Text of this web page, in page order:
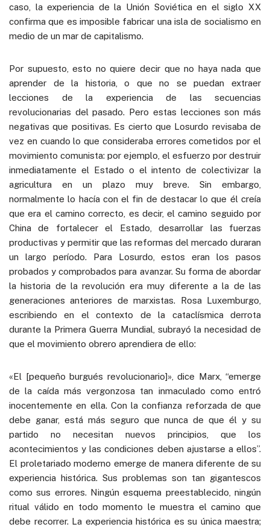
caso, la experiencia de la Unión Soviética en el siglo XX
confirma que es imposible fabricar una isla de socialismo en
medio de un mar de capitalismo.
Por supuesto, esto no quiere decir que no haya nada que
aprender de la historia, o que no se puedan extraer
lecciones de la experiencia de las secuencias
revolucionarias del pasado. Pero estas lecciones son más
negativas que positivas. Es cierto que Losurdo revisaba de
vez en cuando lo que consideraba errores cometidos por el
movimiento comunista: por ejemplo, el esfuerzo por destruir
inmediatamente el Estado o el intento de colectivizar la
agricultura en un plazo muy breve. Sin embargo,
normalmente lo hacía con el fin de destacar lo que él creía
que era el camino correcto, es decir, el camino seguido por
China de fortalecer el Estado, desarrollar las fuerzas
productivas y permitir que las reformas del mercado duraran
un largo período. Para Losurdo, estos eran los pasos
probados y comprobados para avanzar. Su forma de abordar
la historia de la revolución era muy diferente a la de las
generaciones anteriores de marxistas. Rosa Luxemburgo,
escribiendo en el contexto de la cataclísmica derrota
durante la Primera Guerra Mundial, subrayó la necesidad de
que el movimiento obrero aprendiera de ello:
«El [pequeño burgués revolucionario]», dice Marx, “emerge
de la caída más vergonzosa tan inmaculado como entró
inocentemente en ella. Con la confianza reforzada de que
debe ganar, está más seguro que nunca de que él y su
partido no necesitan nuevos principios, que los
acontecimientos y las condiciones deben ajustarse a ellos”.
El proletariado moderno emerge de manera diferente de su
experiencia histórica. Sus problemas son tan gigantescos
como sus errores. Ningún esquema preestablecido, ningún
ritual válido en todo momento le muestra el camino que
debe recorrer. La experiencia histórica es su única maestra;